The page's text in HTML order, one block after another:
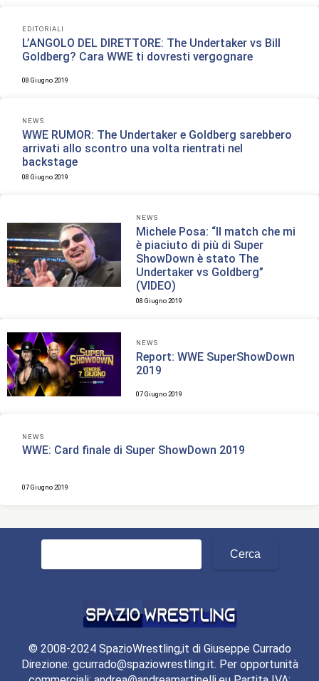
EDITORIALI
L’ANGOLO DEL DIRETTORE: The Undertaker vs Bill
Goldberg? Cara WWE ti dovresti vergognare
08 Giugno 2019
NEWS
WWE RUMOR: The Undertaker e Goldberg sarebbero
arrivati allo scontro una volta rientrati nel
backstage
08 Giugno 2019
NEWS
Michele Posa: “Il match che mi
è piaciuto di più di Super
ShowDown è stato The
Undertaker vs Goldberg”
(VIDEO)
08 Giugno 2019
NEWS
Report: WWE SuperShowDown
2019
07 Giugno 2019
NEWS
WWE: Card finale di Super ShowDown 2019
07 Giugno 2019
© 2008-2024 SpazioWrestling,it di Giuseppe Currado
Direzione: gcurrado@spaziowrestling.it. Per opportunità